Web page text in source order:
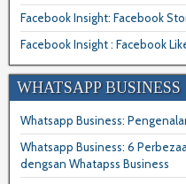
Facebook Insight: Facebook
Facebook Insight : Facebook
WHATSAPP BUSINESS
Whatsapp Business:
Whatsapp Business: 6
dengsan Whatapss Business